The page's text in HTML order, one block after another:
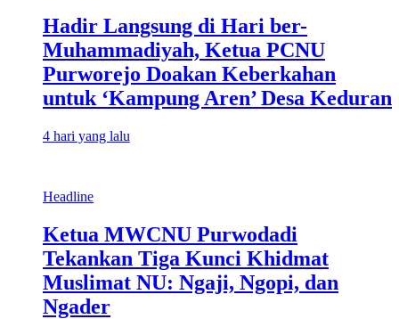
Hadir Langsung di Hari ber-
Muhammadiyah, Ketua PCNU
Purworejo Doakan Keberkahan
untuk ‘Kampung Aren’ Desa Keduran
4 hari yang lalu
Headline
Ketua MWCNU Purwodadi
Tekankan Tiga Kunci Khidmat
Muslimat NU: Ngaji, Ngopi, dan
Ngader